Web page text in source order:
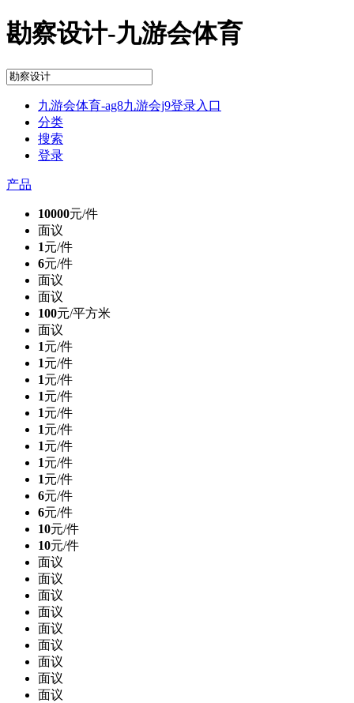
勘察设计-九游会体育
九游会体育-ag8九游会j9登录入口
分类
搜索
登录
产品
10000元/件
面议
1元/件
6元/件
面议
面议
100元/平方米
面议
1元/件
1元/件
1元/件
1元/件
1元/件
1元/件
1元/件
1元/件
1元/件
6元/件
6元/件
10元/件
10元/件
面议
面议
面议
面议
面议
面议
面议
面议
面议